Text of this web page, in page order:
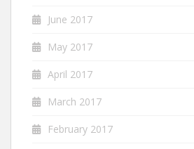
June 2017
May 2017
April 2017
March 2017
February 2017